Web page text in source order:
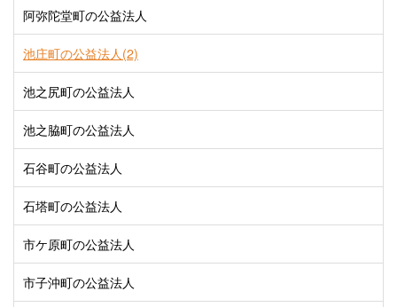
阿弥陀堂町の公益法人
池庄町の公益法人(2)
池之尻町の公益法人
池之脇町の公益法人
石谷町の公益法人
石塔町の公益法人
市ケ原町の公益法人
市子沖町の公益法人